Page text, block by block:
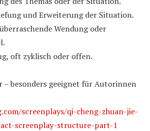
und Erweiterung der Situation.
Wendung oder
oft zyklisch oder offen.
besonders geeignet für Autorinnen
screenplays/qi-cheng-zhuan-jie-
screenplay-structure-part-1